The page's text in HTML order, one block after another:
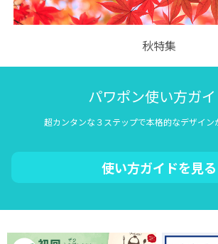
秋特集
パワポン使い方ガ
超カンタンな３ステップで本格的なデザイン
使い方ガイドを見る